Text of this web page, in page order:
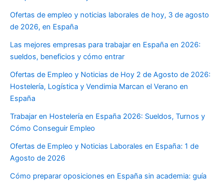
Ofertas de empleo y noticias laborales de hoy, 3 de agosto
de 2026, en España
Las mejores empresas para trabajar en España en 2026:
sueldos, beneficios y cómo entrar
Ofertas de Empleo y Noticias de Hoy 2 de Agosto de 2026:
Hostelería, Logística y Vendimia Marcan el Verano en
España
Trabajar en Hostelería en España 2026: Sueldos, Turnos y
Cómo Conseguir Empleo
Ofertas de Empleo y Noticias Laborales en España: 1 de
Agosto de 2026
Cómo preparar oposiciones en España sin academia: guía